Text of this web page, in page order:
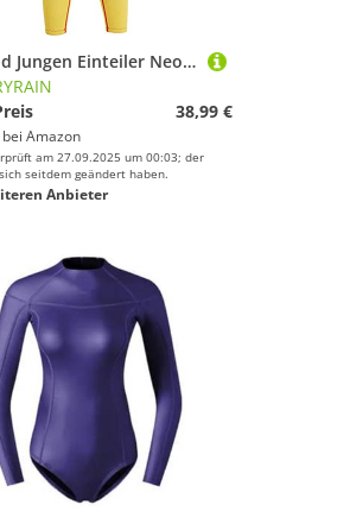
Kleinkind Jungen Einteiler Neoprenanzug 2.5MM Lang Wetsuit Schwimmanzug Sonnenschutz für Wassersport Diving Suit XL
38,99 €
Amazon
am 27.09.2025 um 00:03; der
seitdem geändert haben.
Anbieter